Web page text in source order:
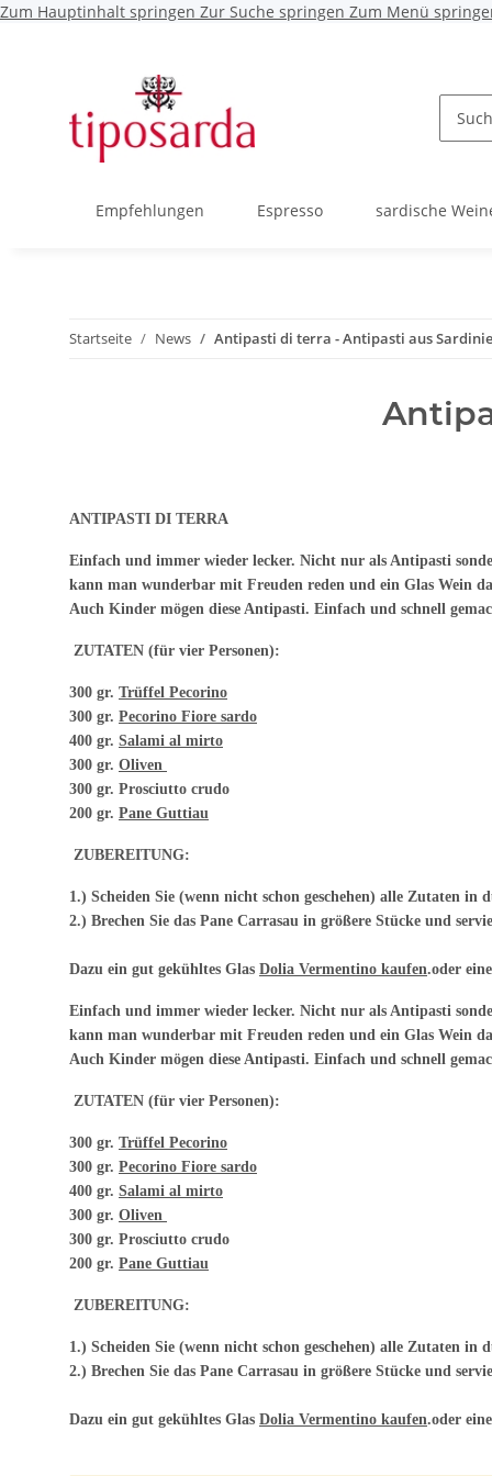
Zum Hauptinhalt springen Zur Suche springen Zum Menü
Empfehlungen Espresso sardische
Startseite News Antipasti di terra - Antipasti aus
ANTIPASTI DI TERRA
Einfach und immer wieder lecker. Nicht nur als Antipasti
kann man wunderbar mit Freuden reden und ein Glas Wein
Auch Kinder mögen diese Antipasti. Einfach und schnell
ZUTATEN (für vier Personen):
300 gr. Trüffel Pecorino
300 gr. Pecorino Fiore sardo
400 gr. Salami al mirto
300 gr. Oliven
300 gr. Prosciutto crudo
200 gr. Pane Guttiau
ZUBEREITUNG:
1.) Scheiden Sie (wenn nicht schon geschehen) alle Zutaten
2.) Brechen Sie das Pane Carrasau in größere Stücke und
Dazu ein gut gekühltes Glas Dolia Vermentino kaufen.oder
Einfach und immer wieder lecker. Nicht nur als Antipasti
kann man wunderbar mit Freuden reden und ein Glas Wein
Auch Kinder mögen diese Antipasti. Einfach und schnell
ZUTATEN (für vier Personen):
300 gr. Trüffel Pecorino
300 gr. Pecorino Fiore sardo
400 gr. Salami al mirto
300 gr. Oliven
300 gr. Prosciutto crudo
200 gr. Pane Guttiau
ZUBEREITUNG:
1.) Scheiden Sie (wenn nicht schon geschehen) alle Zutaten
2.) Brechen Sie das Pane Carrasau in größere Stücke und
Dazu ein gut gekühltes Glas Dolia Vermentino kaufen.oder